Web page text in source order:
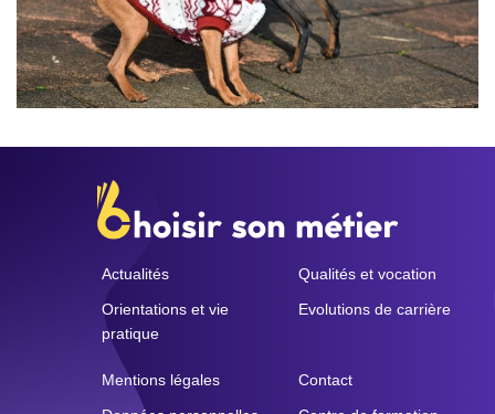
Actualités
Orientations et vie
pratique
Qualités et vocation
Evolutions de carrière
Mentions légales
Contact